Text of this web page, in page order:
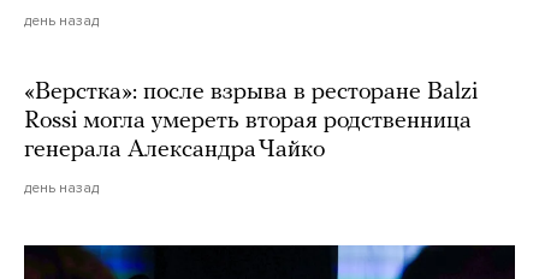
день назад
«Верстка»: после взрыва в ресторане Balzi
Rossi могла умереть вторая родственница
генерала Александра Чайко
день назад